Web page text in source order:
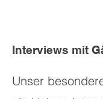
Interviews mit
Unser